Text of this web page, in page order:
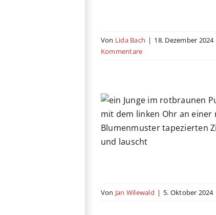
Von Lida Bach | 18. Dezember 2024
Kommentare
Von Jan Wilewald | 5. Oktober 2024